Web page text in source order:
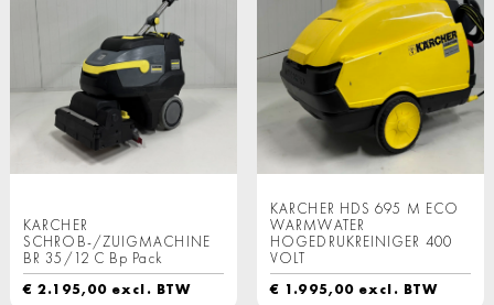
KARCHER
SCHROB-/ZUIGMACHINE
BR 35/12 C Bp Pack
€ 2.195,00 excl. BTW
KARCHER HDS 695 M ECO
WARMWATER
HOGEDRUKREINIGER 400
VOLT
€ 1.995,00 excl. BTW